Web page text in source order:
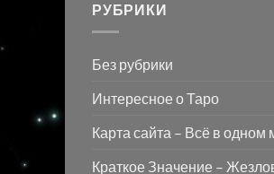
РУБРИКИ
Без рубрики
Интересное о Таро
Карта сайта – Всё в одном
Краткое Значение –